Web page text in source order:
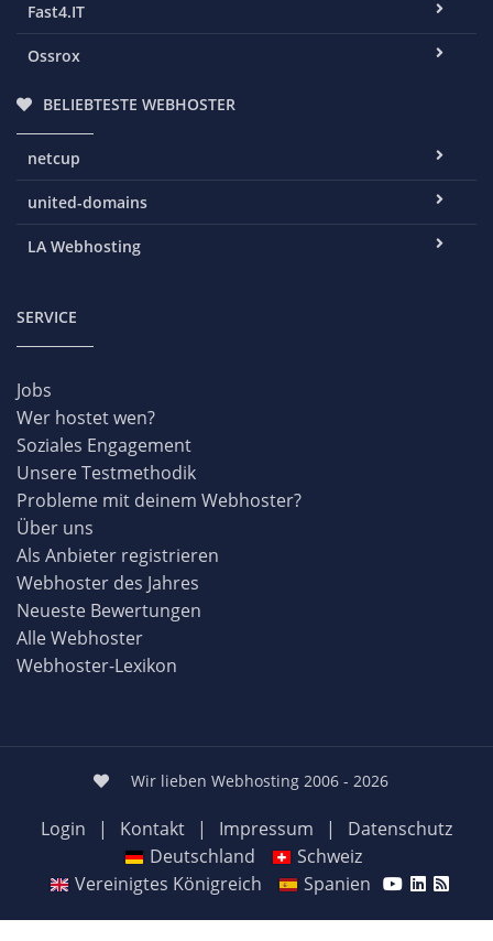
Fast4.IT
Ossrox
BELIEBTESTE WEBHOSTER
netcup
united-domains
LA Webhosting
SERVICE
Jobs
Wer hostet wen?
Soziales Engagement
Unsere Testmethodik
Probleme mit deinem Webhoster?
Über uns
Als Anbieter registrieren
Webhoster des Jahres
Neueste Bewertungen
Alle Webhoster
Webhoster-Lexikon
Wir lieben Webhosting 2006 - 2026
Login | Kontakt | Impressum |
Datenschutz
Deutschland
Schweiz
Vereinigtes Königreich
Spanien